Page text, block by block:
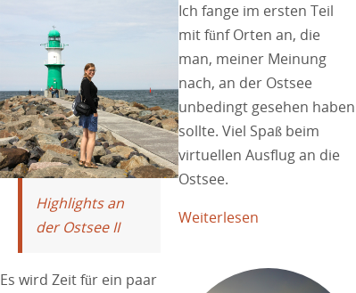
Highlights an
der Ostsee II
Ich fange im ersten Teil
mit fünf Orten an, die
man, meiner Meinung
nach, an der Ostsee
unbedingt gesehen haben
sollte. Viel Spaß beim
virtuellen Ausflug an die
Ostsee.
Weiterlesen
Es wird Zeit für ein paar